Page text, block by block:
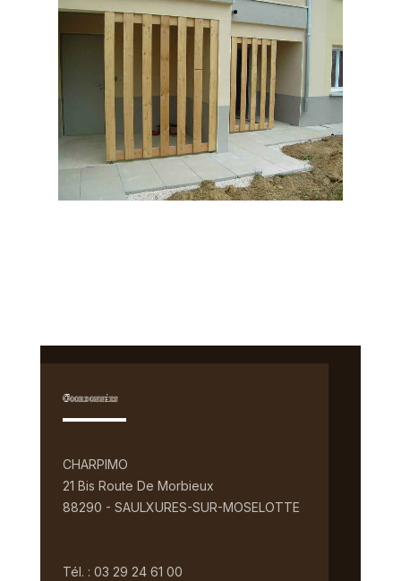
Coordonnées
CHARPIMO
21 Bis Route De Morbieux
88290 - SAULXURES-SUR-MOSELOTTE
Tél. : 03 29 24 61 00